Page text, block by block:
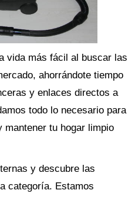
vida más fácil al buscar las
ahorrándote tiempo
y enlaces directos a
todo lo necesario para
mantener tu hogar limpio
y descubre las
categoría. Estamos